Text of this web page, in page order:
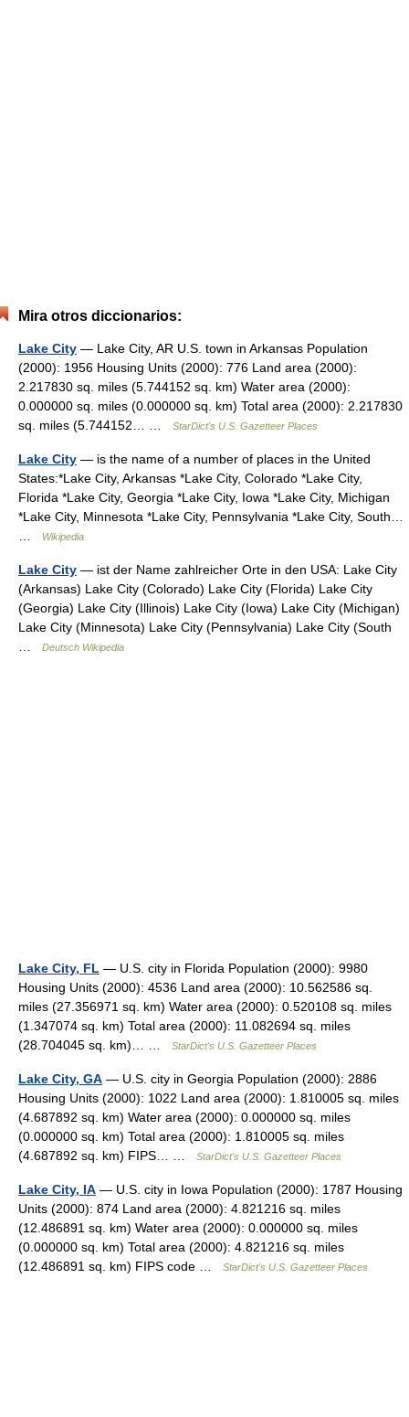
Mira otros diccionarios:
Lake City — Lake City, AR U.S. town in Arkansas Population
(2000): 1956 Housing Units (2000): 776 Land area (2000):
2.217830 sq. miles (5.744152 sq. km) Water area (2000):
0.000000 sq. miles (0.000000 sq. km) Total area (2000): 2.217830
sq. miles (5.744152… …
StarDict's U.S. Gazetteer Places
Lake City — is the name of a number of places in the United
States:*Lake City, Arkansas *Lake City, Colorado *Lake City,
Florida *Lake City, Georgia *Lake City, Iowa *Lake City, Michigan
*Lake City, Minnesota *Lake City, Pennsylvania *Lake City, South…
Wikipedia
Lake City — ist der Name zahlreicher Orte in den USA: Lake City
(Arkansas) Lake City (Colorado) Lake City (Florida) Lake City
(Georgia) Lake City (Illinois) Lake City (Iowa) Lake City (Michigan)
Lake City (Minnesota) Lake City (Pennsylvania) Lake City (South
Deutsch Wikipedia
Lake City, FL — U.S. city in Florida Population (2000): 9980
Housing Units (2000): 4536 Land area (2000): 10.562586 sq.
miles (27.356971 sq. km) Water area (2000): 0.520108 sq. miles
(1.347074 sq. km) Total area (2000): 11.082694 sq. miles
(28.704045 sq. km)… …
StarDict's U.S. Gazetteer Places
Lake City, GA — U.S. city in Georgia Population (2000): 2886
Housing Units (2000): 1022 Land area (2000): 1.810005 sq. miles
(4.687892 sq. km) Water area (2000): 0.000000 sq. miles
(0.000000 sq. km) Total area (2000): 1.810005 sq. miles
(4.687892 sq. km) FIPS… …
StarDict's U.S. Gazetteer Places
Lake City, IA — U.S. city in Iowa Population (2000): 1787 Housing
Units (2000): 874 Land area (2000): 4.821216 sq. miles
(12.486891 sq. km) Water area (2000): 0.000000 sq. miles
(0.000000 sq. km) Total area (2000): 4.821216 sq. miles
(12.486891 sq. km) FIPS code …
StarDict's U.S. Gazetteer Places